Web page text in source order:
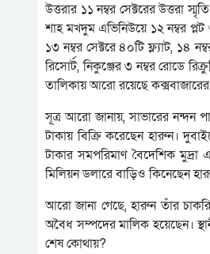
উত্তরার ১১ নম্বর সেক্টরের উত্তরা
শাহ মখদুম এভিনিউয়ে ১২ নম্বর
১৩ নম্বর সেক্টরে ৪০টি ফ্ল্যাট, ১৪
রিসোর্ট, নিকুঞ্জের ৩ নম্বর রোডে
তালিকায় আরো রয়েছে
সূত্র আরো জানায়, সাভারের নন্দন
টাকায় বিক্রি করেছেন হারুন।
টাকার সমপরিমাণ বৈদেশিক মুদ্রা
মিলিয়ন ডলারে বাড়িও কিনেছেন
আরো জানা গেছে, হারুন তাঁর
অবৈধ সম্পদের মালিক হয়েছেন।
শেষ কোথায়?